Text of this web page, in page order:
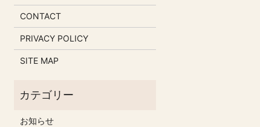
CONTACT
PRIVACY POLICY
SITE MAP
お知らせ